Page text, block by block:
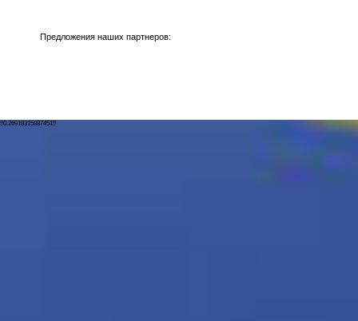
Предложения наших партнеров:
!!0.26918315887451!!